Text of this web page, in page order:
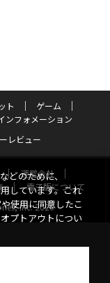
ト
ゲーム
ンフォメーション
レビュー
運営会社
電子版について
Inc. 2026
どのために、
しています。これ
使用に同意したこ
プトアウトについ